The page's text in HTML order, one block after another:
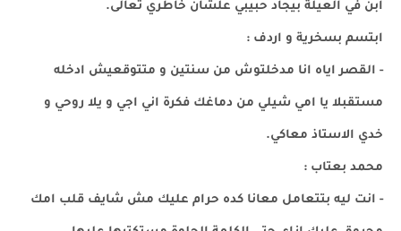
ابن في العيلة بيجاد حبيبي علشان خاطري تعالى.
ابتسم بسخرية و اردف :
- القصر اياه انا مدخلتوش من سنتين و متتوقعيش ادخله
مستقبلا يا امي شيلي من دماغك فكرة اني اجي و يلا روحي و
خدي الاستاذ معاكي.
محمد بعتاب :
- انت ليه بتتعامل معانا كده حرام عليك مش شايف قلب امك